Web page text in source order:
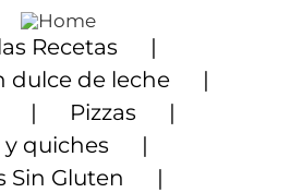
Recetas
dulce de leche
Pizzas
y quiches
Sin Gluten